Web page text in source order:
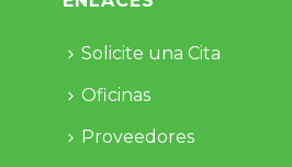
Solicite una Cita
Oficinas
Proveedores